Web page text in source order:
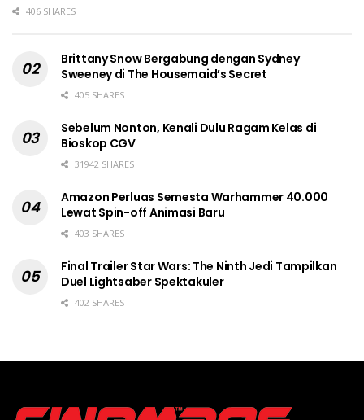
406 SHARES
Brittany Snow Bergabung dengan Sydney
Sweeney di The Housemaid’s Secret
405 SHARES
Sebelum Nonton, Kenali Dulu Ragam Kelas di
Bioskop CGV
31942 SHARES
Amazon Perluas Semesta Warhammer 40.000
Lewat Spin-off Animasi Baru
403 SHARES
Final Trailer Star Wars: The Ninth Jedi Tampilkan
Duel Lightsaber Spektakuler
402 SHARES